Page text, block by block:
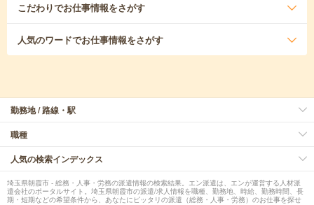
こだわりでお仕事情報をさがす
人気のワードでお仕事情報をさがす
勤務地 / 路線・駅
職種
人気の検索インデックス
埼玉県朝霞市 - 総務・人事・労務の派遣情報の検索結果。エン派遣は、エンが運営する人材派
遣会社のポータルサイト。埼玉県朝霞市の派遣/求人情報を職種、勤務地、時給、勤務時間、長
期・短期などの希望条件から、あなたにピッタリの派遣（総務・人事・労務）のお仕事を探せ